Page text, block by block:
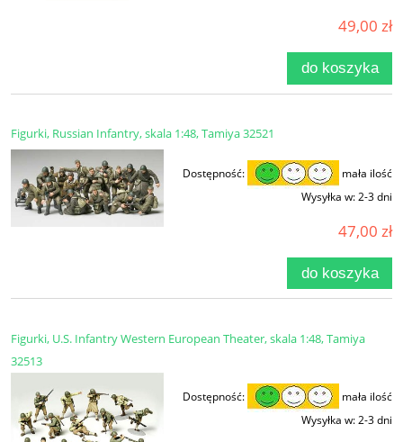
49,00 zł
do koszyka
Figurki, Russian Infantry, skala 1:48, Tamiya 32521
Dostępność:
mała ilość
Wysyłka w:2-3 dni
47,00 zł
do koszyka
Figurki, U.S. Infantry Western European Theater, skala 1:48, Tamiya
32513
Dostępność:
mała ilość
Wysyłka w:2-3 dni